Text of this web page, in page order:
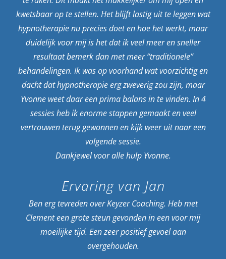
kwetsbaar op te stellen. Het blijft lastig uit te leggen wat
hypnotherapie nu precies doet en hoe het werkt, maar
duidelijk voor mij is het dat ik veel meer en sneller
resultaat bemerk dan met meer “traditionele”
behandelingen. Ik was op voorhand wat voorzichtig en
dacht dat hypnotherapie erg zweverig zou zijn, maar
Yvonne weet daar een prima balans in te vinden. In 4
sessies heb ik enorme stappen gemaakt en veel
vertrouwen terug gewonnen en kijk weer uit naar een
volgende sessie.
Dankjewel voor alle hulp Yvonne.
Ervaring van Jan
Ben erg tevreden over Keyzer Coaching. Heb met
Clement een grote steun gevonden in een voor mij
moeilijke tijd. Een zeer positief gevoel aan
overgehouden.